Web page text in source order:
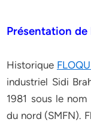
Présentation de
Historique
industriel Sidi
1981 sous le
du nord (SMFN).